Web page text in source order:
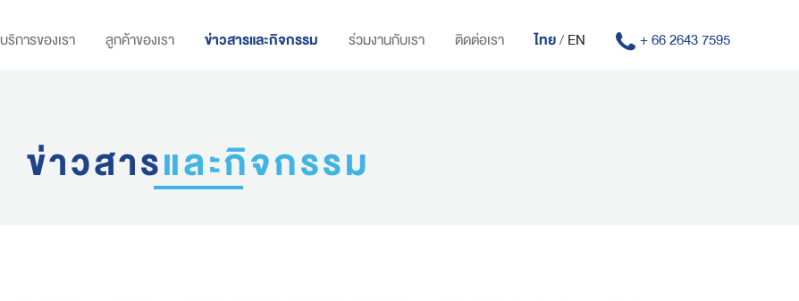
บริการของเรา ลูกค้าของเรา ข่าวสารและกิจกรรม ร่วมงานกับเรา ติดต่อเรา ไทย/EN + 66 2643 7595
ข่าวสารและกิจกรรม